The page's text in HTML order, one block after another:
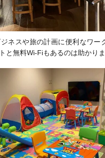
ネスや旅の計画に便利なワー
と無料Wi-Fiもあるのは助かりま